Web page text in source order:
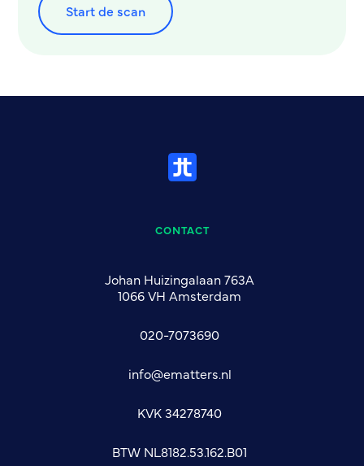
Start de scan
CONTACT
Johan Huizingalaan 763A
1066 VH Amsterdam
020-7073690
info@ematters.nl
KVK 34278740
BTW NL8182.53.162.B01